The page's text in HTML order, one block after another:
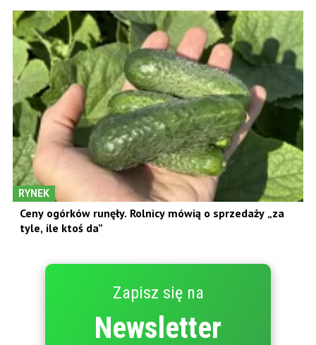
RYNEK
Ceny ogórków runęły. Rolnicy mówią o sprzedaży „za
tyle, ile ktoś da”
Zapisz się na
Newsletter